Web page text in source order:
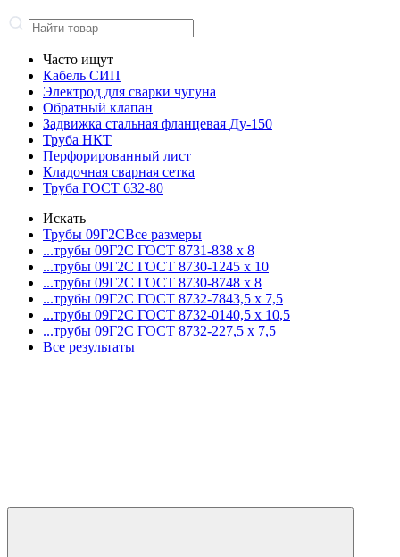
Часто ищут
Кабель СИП
Электрод для сварки чугуна
Обратный клапан
Задвижка стальная фланцевая Ду-150
Труба НКТ
Перфорированный лист
Кладочная сварная сетка
Труба ГОСТ 632-80
Искать
Трубы 09Г2СВсе размеры
...трубы 09Г2С ГОСТ 8731-838 x 8
...трубы 09Г2С ГОСТ 8730-1245 x 10
...трубы 09Г2С ГОСТ 8730-8748 x 8
...трубы 09Г2С ГОСТ 8732-7843,5 x 7,5
...трубы 09Г2С ГОСТ 8732-0140,5 x 10,5
...трубы 09Г2С ГОСТ 8732-227,5 x 7,5
Все результаты